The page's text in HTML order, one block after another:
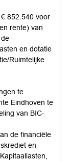
852.540 voor
rente) van
en dotatie
Ruimtelijke
te
Eindhoven te
van BIC-
de financiële
en